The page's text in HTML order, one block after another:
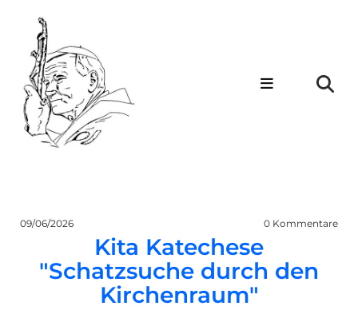
09/06/2026 0 Kommentare
Kita Katechese
"Schatzsuche durch den
Kirchenraum"